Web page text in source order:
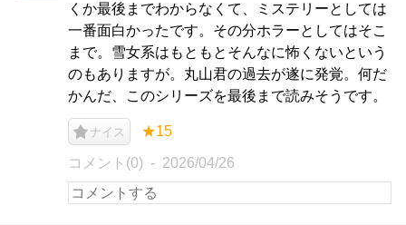
くか最後までわからなくて、ミステリーとしては
一番面白かったです。その分ホラーとしてはそこ
まで。雪女系はもともとそんなに怖くないという
のもありますが。丸山君の過去が遂に発覚。何だ
かんだ、このシリーズを最後まで読みそうです。
ナイス ★15
コメント(0) 2026/04/26